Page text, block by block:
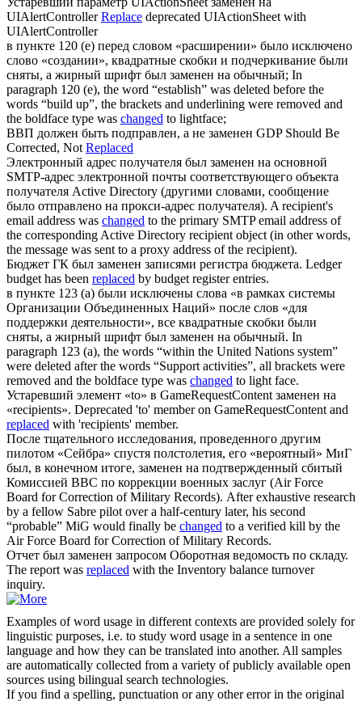
UIAlertController Replace deprecated UIActionSheet with
UIAlertController
в пункте 120 (e) перед словом «расширении» было исключено
слово «создании», квадратные скобки и подчеркивание были
сняты, а жирный шрифт был заменен на обычный; In
paragraph 120 (e), the word “establish” was deleted before the
words “build up”, the brackets and underlining were removed and
the boldface type was changed to lightface;
ВВП должен быть подправлен, а не заменен GDP Should Be
Corrected, NotReplaced
Электронный адрес получателя был заменен на основной
SMTP-адрес электронной почты соответствующего объекта
получателя Active Directory (другими словами, сообщение
было отправлено на прокси-адрес получателя). A recipient's
email address was changed to the primary SMTP email address of
the corresponding Active Directory recipient object (in other words,
the message was sent to a proxy address of the recipient).
Бюджет ГК был заменен записями регистра бюджета. Ledger
budget has been replaced by budget register entries.
в пункте 123 (a) были исключены слова «в рамках системы
Организации Объединенных Наций» после слов «для
поддержки деятельности», все квадратные скобки были
сняты, а жирный шрифт был заменен на обычный. In
paragraph 123 (a), the words “within the United Nations system”
were deleted after the words “Support activities”, all brackets were
removed and the boldface type was changed to light face.
Устаревший элемент «to» в GameRequestContentзаменен на
«recipients». Deprecated 'to' member on GameRequestContent and
replaced with 'recipients' member.
После тщательного исследования, проведенного другим
пилотом «Сейбра» спустя полстолетия, его «вероятный» МиГ
был, в конечном итоге, заменен на подтвержденный сбитый
Комиссией ВВС по коррекции военных заслуг (Air Force
Board for Correction of Military Records). After exhaustive research
by a fellow Sabre pilot over a half-century later, his second
“probable” MiG would finally be changed to a verified kill by the
Air Force Board for Correction of Military Records.
Отчет был заменен запросом Оборотная ведомость по складу.
The report was replaced with the Inventory balance turnover
inquiry.
Examples of word usage in different contexts are provided solely for
linguistic purposes, i.e. to study word usage in a sentence in one
language and how they can be translated into another. All samples
are automatically collected from a variety of publicly available open
sources using bilingual search technologies.
If you find a spelling, punctuation or any other error in the original